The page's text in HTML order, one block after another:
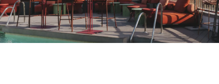
Heb je nog geen account?
Een account aanmaken